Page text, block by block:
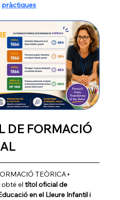
pràctiques
DE FORMACIÓ
TEÒRICA+
obté el títol oficial de
en el Lleure Infantil i